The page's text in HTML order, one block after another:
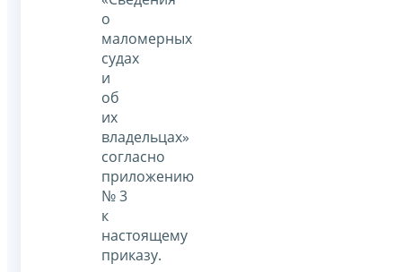
о
маломерных
судах
и
об
их
владельцах»
согласно
приложению
№ 3
к
настоящему
приказу.